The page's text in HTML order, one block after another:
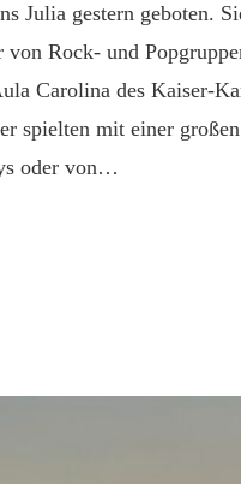
Julia gestern geboten.
Rock- und
Carolina des Kaiser-
spielten mit einer
oder von…